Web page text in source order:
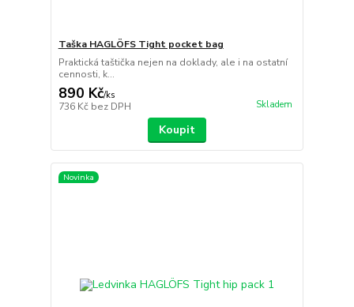
Taška HAGLÖFS Tight pocket bag
Praktická taštička nejen na doklady, ale i na ostatní
cennosti, k...
890 Kč/ks
736 Kč bez DPH Skladem
Koupit
Novinka